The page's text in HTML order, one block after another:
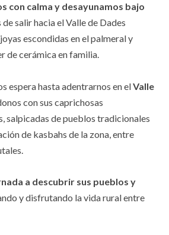
con calma y desayunamos bajo
de salir hacia el Valle de Dades
escondidas en el palmeral y
de cerámica en familia.
espera hasta adentrarnos en elValle
con sus caprichosas
salpicadas de pueblos tradicionales
de kasbahs de la zona, entre
a descubrir sus pueblos y
y disfrutando la vida rural entre